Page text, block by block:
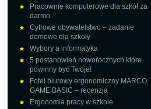
Pracownie komputerowe dla szkół za
darmo
Cyfrowe obywatelstwo – zadanie
domowe dla szkoły
Wybory a informatyka
5 postanowień noworocznych które
powinny być Twoje!
Fotel biurowy ergonomiczny MARCO
GAME BASIC – recenzja
Ergonomia pracy w szkole